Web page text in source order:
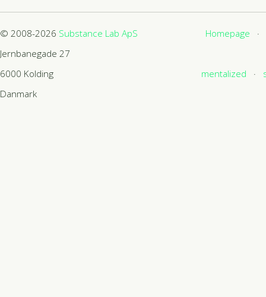
Homepage
mentalized
© 2008-2026 Substance Lab ApS
Jernbanegade 27
6000 Kolding
Danmark